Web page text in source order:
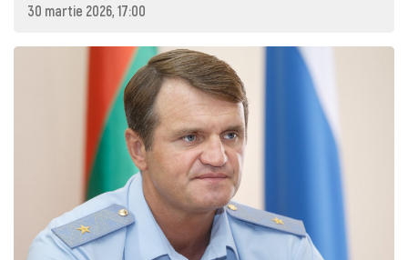
30 martie 2026, 17:00